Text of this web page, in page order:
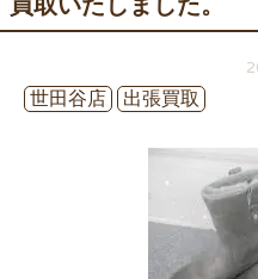
買取いたしました。
世田谷店
出張買取